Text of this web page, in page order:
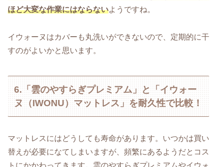
ほど大変な作業にはならないようですね。
イウォーヌはカバーも丸洗いができないので、定期的に干
すのがよいかと思います。
6.「雲のやすらぎプレミアム」と「イウォー
ヌ（IWONU）マットレス」を耐久性で比較！
マットレスにはどうしても寿命があります。いつかは買い
替えが必要になてしまいますが、頻繁にあるようだとコス